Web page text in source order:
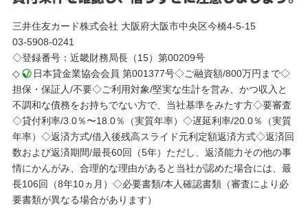
三井住友カード株式会社 大阪府大阪市中央区今橋4-5-15
03-5908-0241
◇登録番号：近畿財務局長（15）第00209号
◇
日本貸金業協会会員 第001377号◇ご融資額/800万円まで◇
担保・保証人/不要◇ご利用対象/堅実な生計を営み、かつ収入と
不調和な債務をお持ちでない方で、当社基準をみたす方◇要審査
◇貸付利率/3.0％〜18.0％（実質年率）◇遅延利率/20.0％（実質
年率）◇返済方式/借入後残高スライド元利定額返済方式◇返済回
数および返済期間/最長60回（5年）ただし、返済能力その他の事
情にかんがみ、合理的な理由があると当社が認めた場合には、最
長106回（8年10ヵ月）◇必要書類/本人確認書類（審査により必
要書類が異なる場合があります）